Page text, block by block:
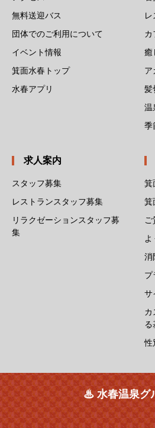
無料送迎バス
団体でのご利用について
イベント情報
箕面水春トップ
水春アプリ
カ
癒
ア
髪
温
季
求人案内
スタッフ募集
レストランスタッフ募集
リラクゼーションスタッフ募
集
箕
箕
よ
消
プ
サ
カ
る
性
♨ 水春温泉グ